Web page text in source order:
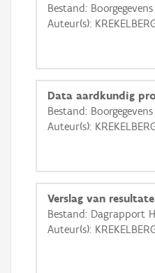
Bestand:
Auteur(s):
Data aardkundig
Bestand:
Auteur(s):
Verslag van
Bestand: Dagrapport
Auteur(s):